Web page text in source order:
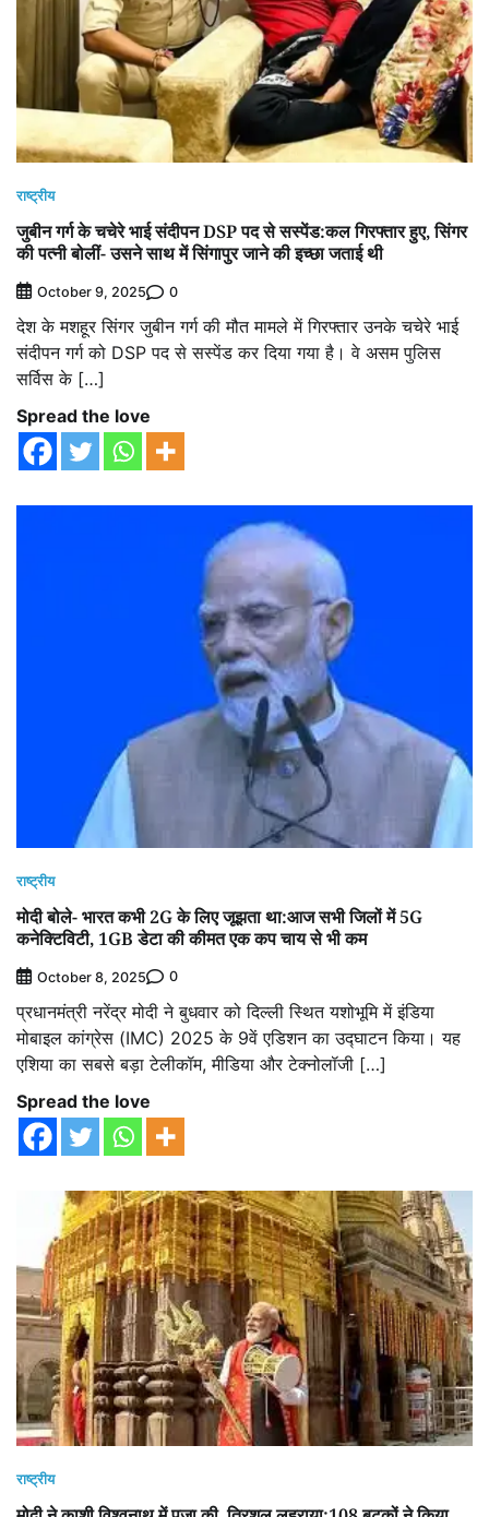
राष्ट्रीय
जुबीन गर्ग के चचेरे भाई संदीपन DSP पद से सस्पेंड:कल गिरफ्तार हुए, सिंगर
की पत्नी बोलीं- उसने साथ में सिंगापुर जाने की इच्छा जताई थी
October 9, 2025 0
देश के मशहूर सिंगर जुबीन गर्ग की मौत मामले में गिरफ्तार उनके चचेरे भाई
संदीपन गर्ग को DSP पद से सस्पेंड कर दिया गया है। वे असम पुलिस
सर्विस के […]
Spread the love
राष्ट्रीय
मोदी बोले- भारत कभी 2G के लिए जूझता था:आज सभी जिलों में 5G
कनेक्टिविटी, 1GB डेटा की कीमत एक कप चाय से भी कम
October 8, 2025 0
प्रधानमंत्री नरेंद्र मोदी ने बुधवार को दिल्ली स्थित यशोभूमि में इंडिया
मोबाइल कांग्रेस (IMC) 2025 के 9वें एडिशन का उद्घाटन किया। यह
एशिया का सबसे बड़ा टेलीकॉम, मीडिया और टेक्नोलॉजी […]
Spread the love
राष्ट्रीय